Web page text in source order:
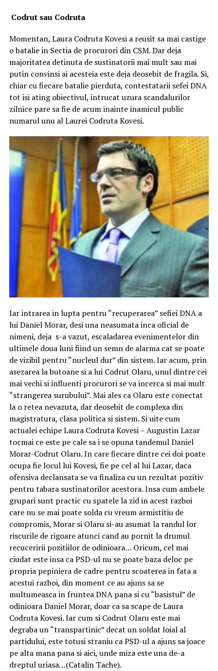
Codrut sau Codruta
Momentan, Laura Codruta Kovesi a reusit sa mai castige
o batalie in Sectia de procurori din CSM. Dar deja
majoritatea detinuta de sustinatorii mai mult sau mai
putin convinsi ai acesteia este deja deosebit de fragila. Si,
chiar cu fiecare batalie pierduta, contestatarii sefei DNA
tot isi ating obiectivul, intrucat uzura scandalurilor
zilnice pare sa fie de acum inainte inamicul public
numarul unu al Laurei Codruta Kovesi.
Iar intrarea in lupta pentru “recuperarea” sefiei DNA a
lui Daniel Morar, desi una neasumata inca oficial de
nimeni, deja s-a vazut, escaladarea evenimentelor din
ultimele doua luni fiind un semn de alarma cat se poate
de vizibil pentru “nucleul dur” din sistem. Iar acum, prin
asezarea la butoane si a lui Codrut Olaru, unul dintre cei
mai vechi si influenti procurori se va incerca si mai mult
“strangerea surubului”. Mai ales ca Olaru este conectat
la o retea nevazuta, dar deosebit de complexa din
magistratura, clasa politica si sistem. Si uite cum
actualei echipe Laura Codruta Kovesi – Augustin Lazar
tocmai ce este pe cale sa i se opuna tandemul Daniel
Morar-Codrut Olaru. In care fiecare dintre cei doi poate
ocupa fie locul lui Kovesi, fie pe cel al lui Lazar, daca
ofensiva declansata se va finaliza cu un rezultat pozitiv
pentru tabara sustinatorilor acestora. Insa cum ambele
grupari sunt practic cu spatele la zid in acest razboi
care nu se mai poate solda cu vreum armistitiu de
compromis, Morar si Olaru si-au asumat la randul lor
riscurile de rigoare atunci cand au pornit la drumul
recuceririi pozitiilor de odinioara… Oricum, cel mai
ciudat este insa ca PSD-ul nu se poate baza deloc pe
propria pepiniera de cadre pentru scoaterea in fata a
acestui razboi, din moment ce au ajuns sa se
multumeasca in fruntea DNA pana si cu “basistul” de
odinioara Daniel Morar, doar ca sa scape de Laura
Codruta Kovesi. Iar cum si Codrut Olaru este mai
degraba un “transpartinic” decat un soldat loial al
partidului, este totusi straniu ca PSD-ul a ajuns sa joace
pe alta mana pana si aici, unde miza este una de-a
dreptul uriasa…(Catalin Tache).